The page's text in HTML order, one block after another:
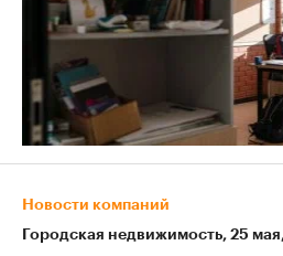
Новости компаний
Городская недвижимость 25